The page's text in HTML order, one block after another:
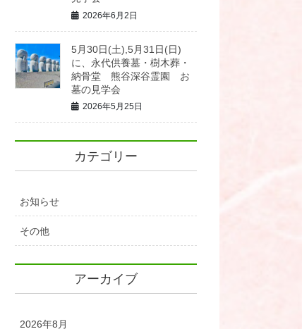
2026年6月2日
5月30日(土),5月31日(日)
に、永代供養墓・樹木葬・
納骨堂 熊谷深谷霊園 お
墓の見学会
2026年5月25日
カテゴリー
お知らせ
その他
アーカイブ
2026年8月